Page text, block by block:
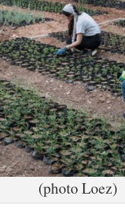
(photo Loez)